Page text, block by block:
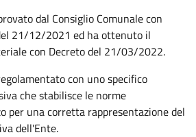
dal Consiglio Comunale con
21/12/2021 ed ha ottenuto il
con Decreto del 21/03/2022.
con uno specifico
che stabilisce le norme
per una corretta rappresentazione del
dell'Ente.